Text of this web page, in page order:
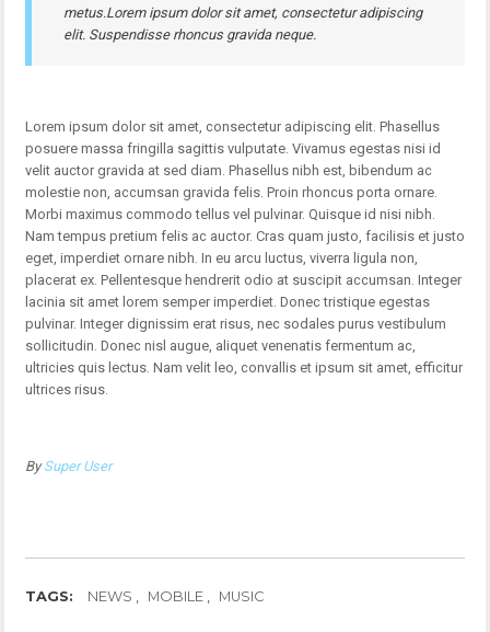
metus.Lorem ipsum dolor sit amet, consectetur adipiscing
elit. Suspendisse rhoncus gravida neque.
Lorem ipsum dolor sit amet, consectetur adipiscing elit. Phasellus
posuere massa fringilla sagittis vulputate. Vivamus egestas nisi id
velit auctor gravida at sed diam. Phasellus nibh est, bibendum ac
molestie non, accumsan gravida felis. Proin rhoncus porta ornare.
Morbi maximus commodo tellus vel pulvinar. Quisque id nisi nibh.
Nam tempus pretium felis ac auctor. Cras quam justo, facilisis et justo
eget, imperdiet ornare nibh. In eu arcu luctus, viverra ligula non,
placerat ex. Pellentesque hendrerit odio at suscipit accumsan. Integer
lacinia sit amet lorem semper imperdiet. Donec tristique egestas
pulvinar. Integer dignissim erat risus, nec sodales purus vestibulum
sollicitudin. Donec nisl augue, aliquet venenatis fermentum ac,
ultricies quis lectus. Nam velit leo, convallis et ipsum sit amet, efficitur
ultrices risus.
BySuper User
TAGS: NEWS MOBILE MUSIC